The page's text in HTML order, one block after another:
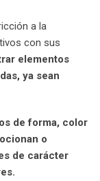
a la
con sus
elementos
ya sean
de forma, color
o
de carácter